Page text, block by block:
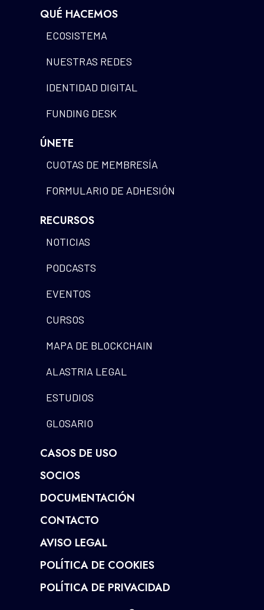
QUÉ HACEMOS
ECOSISTEMA
NUESTRAS REDES
IDENTIDAD DIGITAL
FUNDING DESK
ÚNETE
CUOTAS DE MEMBRESÍA
FORMULARIO DE ADHESIÓN
RECURSOS
NOTICIAS
PODCASTS
EVENTOS
CURSOS
MAPA DE BLOCKCHAIN
ALASTRIA LEGAL
ESTUDIOS
GLOSARIO
CASOS DE USO
SOCIOS
DOCUMENTACIÓN
CONTACTO
AVISO LEGAL
POLÍTICA DE COOKIES
POLÍTICA DE PRIVACIDAD